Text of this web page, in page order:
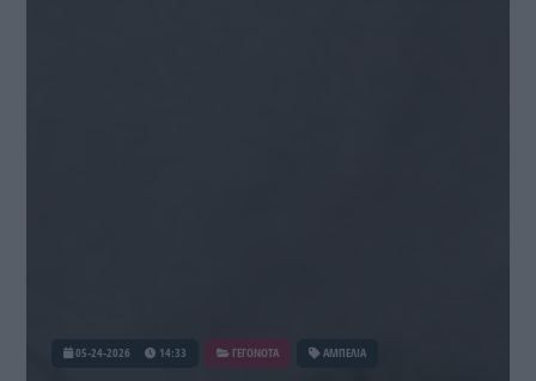
05-24-2026 14:33 ΓΕΓΟΝΟΤΑ ΑΜΠΕΛΙΑ